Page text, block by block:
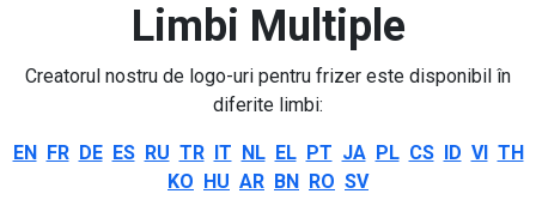
Limbi Multiple
Creatorul nostru de logo-uri pentru frizer este disponibil în
diferite limbi:
EN FR DE ES RU TR IT NL EL PT JA PL CS ID VI TH
KO HU AR BN RO SV